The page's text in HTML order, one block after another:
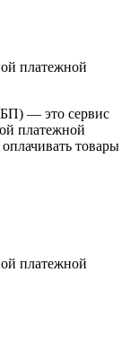
платежной
— это сервис
платежной
товары
платежной